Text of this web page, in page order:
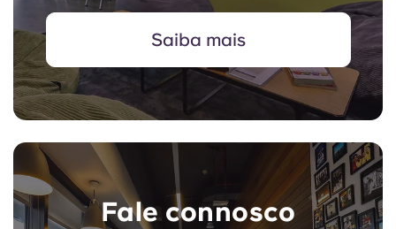
Saiba mais
Fale connosco